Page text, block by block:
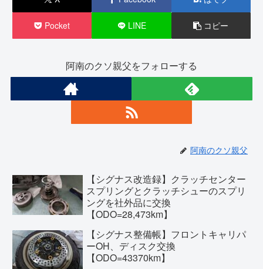
Pocket LINE コピー
阿南のクソ親父をフォローする
阿南のクソ親父
【シグナス改造録】クラッチセンター
スプリングとクラッチシューのスプリ
ングを社外品に交換
【ODO=28,473km】
【シグナス整備帳】フロントキャリパ
ーOH、ディスク交換
【ODO=43370km】